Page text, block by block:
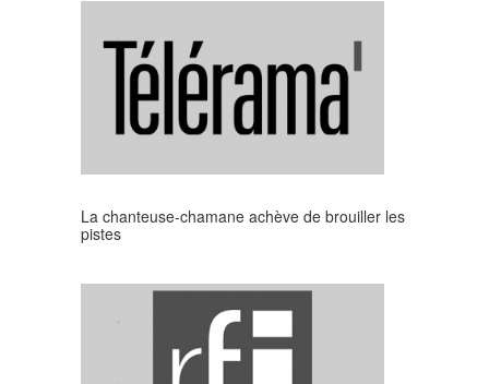
La chanteuse-chamane achève de brouiller les
pistes